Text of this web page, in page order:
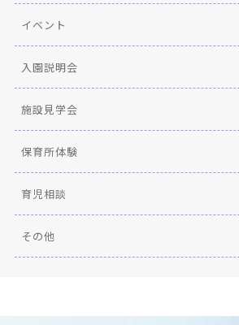
イベント
入園説明会
施設見学会
保育所体験
育児相談
その他